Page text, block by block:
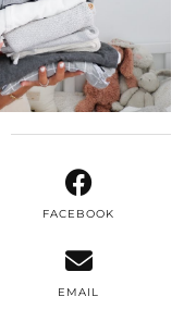
FACEBOOK
EMAIL